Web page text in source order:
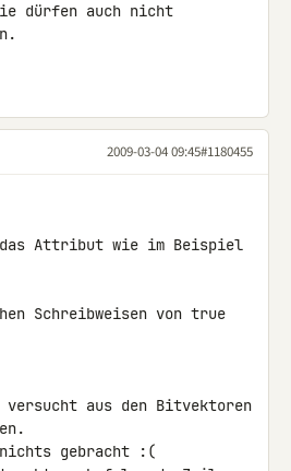
dürfen auch nicht
2009-03-04 09:45#1180455
Attribut wie im Beispiel
Schreibweisen von true
versucht aus den Bitvektoren
gebracht :(